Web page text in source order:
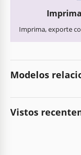
Imprima, exporte
Modelos
Vistos